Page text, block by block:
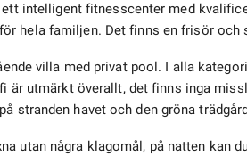
intelligent fitnesscenter med
hela familjen. Det finns en frisör och
villa med privat pool. I alla
är utmärkt överallt, det finns inga
stranden havet och den gröna
utan några klagomål, på natten kan